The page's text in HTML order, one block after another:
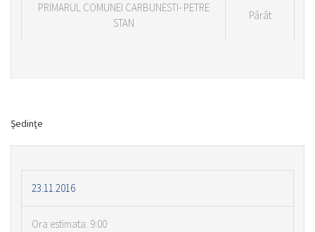
PRIMARUL COMUNEI CARBUNESTI- PETRE
STAN
Pârât
Şedinţe
23.11.2016
Ora estimata: 9:00